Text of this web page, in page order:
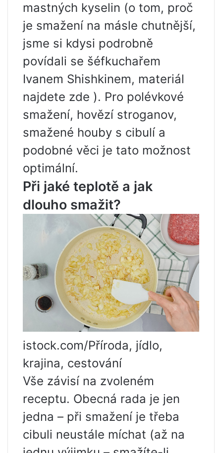
mastných kyselin (o tom, proč
je smažení na másle chutnější,
jsme si kdysi podrobně
povídali se šéfkuchařem
Ivanem Shishkinem, materiál
najdete zde ). Pro polévkové
smažení, hovězí stroganov,
smažené houby s cibulí a
podobné věci je tato možnost
optimální.
Při jaké teplotě a jak
dlouho smažit?
istock.com/Příroda, jídlo,
krajina, cestování
Vše závisí na zvoleném
receptu. Obecná rada je jen
jedna – při smažení je třeba
cibuli neustále míchat (až na